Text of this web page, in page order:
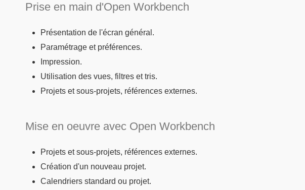
Prise en main d'Open Workbench
Présentation de l'écran général.
Paramétrage et préférences.
Impression.
Utilisation des vues, filtres et tris.
Projets et sous-projets, références externes.
Mise en oeuvre avec Open Workbench
Projets et sous-projets, références externes.
Création d'un nouveau projet.
Calendriers standard ou projet.